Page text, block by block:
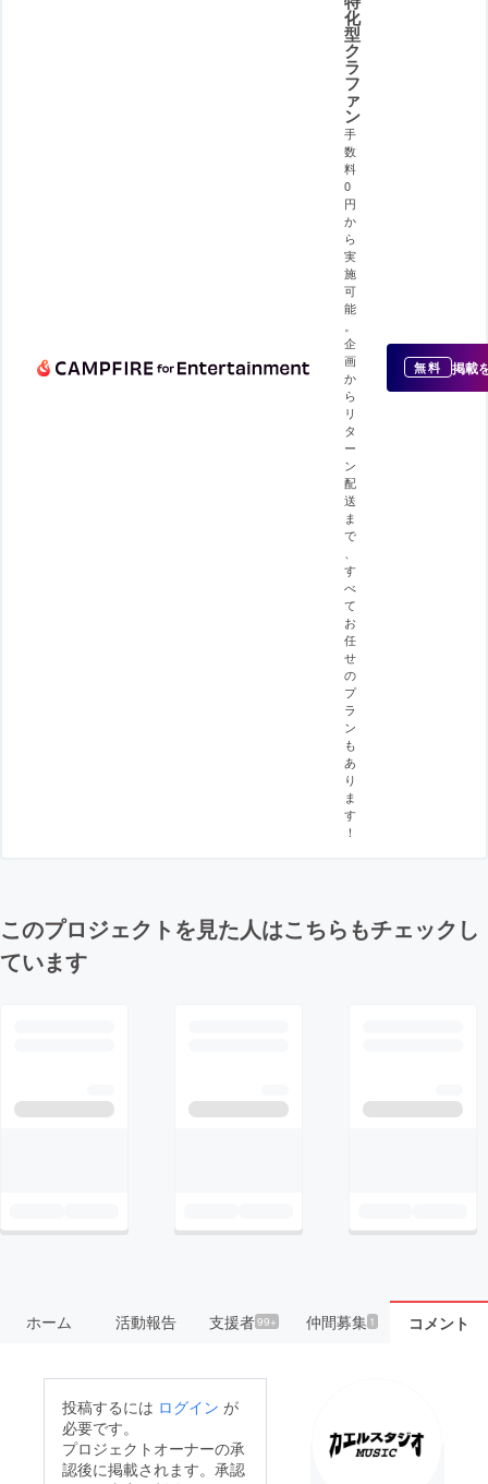
化
型
ク
ラ
フ
ァ
ン
手
数
料
0
円
か
ら
実
施
可
能
企
画
か
ら
リ
タ
ー
ン
配
送
ま
で
す
べ
て
お
任
せ
の
プ
ラ
ン
も
あ
り
ま
す
！
無料 掲載
このプロジェクトを見た人はこちらもチェックし
ています
ホーム 活動報告 支援者99+ 仲間募集 1 コメント
投稿するには ログイン が
必要です。
プロジェクトオーナーの承
認後に掲載されます。承認